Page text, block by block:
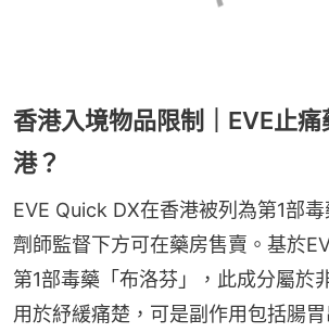
香港入境物品限制｜EVE止痛
港？
EVE Quick DX在香港被列為第1部
劑師監督下方可在藥房售賣。基於
第1部毒藥「布洛芬」，此成分屬於
用於紓緩痛楚，可是副作用包括腸胃